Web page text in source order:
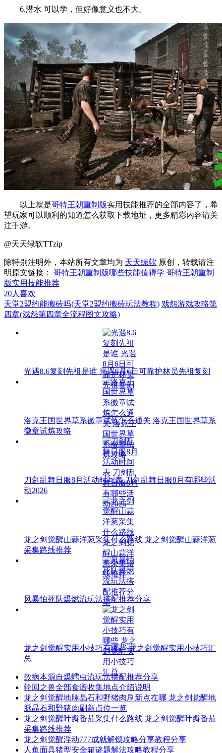
6.潜水 可以学，但好像意义也不大。
以上就是哥特王朝重制版实用技能推荐的全部内容了，希
望玩家可以顺利的知道怎么获取下载地址，更多精彩内容请关
注手游。
@天天绿软TTzip
除特别注明外，本站所有文章均为 天天绿软 原创，转载请注
明原文链接： 哥特王朝重制版哪些技能值得学 哥特王朝重制
版实用技能推荐
20人喜欢
天堂2盟约能搬砖吗(天堂2盟约搬砖玩法教程) 戏怨游戏攻略第
四章(戏怨第四章全流程图文攻略)
光遇8.6复刻先祖是谁 光遇8月6日可靠护林员先祖复刻
洛克王国世界草系徽章试炼怎么通关 洛克王国世界草系
徽章试炼攻略
刀剑乱舞日服8月活动时间表 刀剑乱舞日服8月有哪些活
动2026
龙之剑觉醒山蒜洋葱采集什么路线 龙之剑觉醒山蒜洋葱
采集路线推荐
风暴怕死队爆燃流玩法搭配推荐分享
龙之剑觉醒实用小技巧有哪些 龙之剑觉醒实用小技巧汇
总
致病本源自爆蠕虫流玩法搭配推荐分享
轮回之兽全部食谱收集地点介绍说明
龙之剑觉醒地脉晶石和野猪肉刷新点在哪 龙之剑觉醒地
脉晶石和野猪肉刷新点位一览
龙之剑觉醒叶瓣番茄采集什么路线 龙之剑觉醒叶瓣番茄
采集路线推荐
龙之剑觉醒浮动777成就解锁攻略分享教程分享
人鱼面具猪型安全箱谜题解法攻略教程分享